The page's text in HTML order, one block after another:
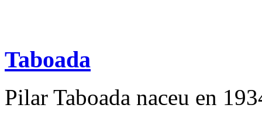
Taboada
Pilar Taboada naceu en